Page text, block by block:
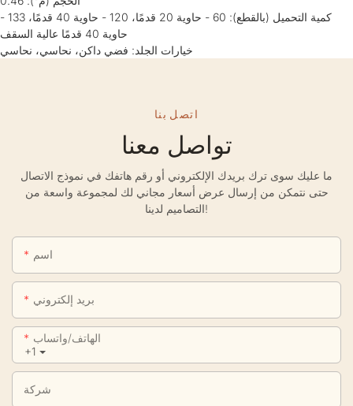
كمية التحميل (بالقطع): 60 - حاوية 20 قدمًا، 120 - حاوية 40 قدمًا، 133 -
حاوية 40 قدمًا عالية السقف
خيارات الجلد: فضي داكن، نحاسي، نحاسي
اتصل بنا
تواصل معنا
ما عليك سوى ترك بريدك الإلكتروني أو رقم هاتفك في نموذج الاتصال
حتى نتمكن من إرسال عرض أسعار مجاني لك لمجموعة واسعة من
التصاميم لدينا!
اسم
بريد إلكتروني
+1
الهاتف/واتساب
شركة